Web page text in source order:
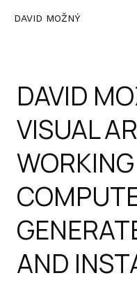
DAVID MOŽNÝ
DAVID
VISUAL
AND